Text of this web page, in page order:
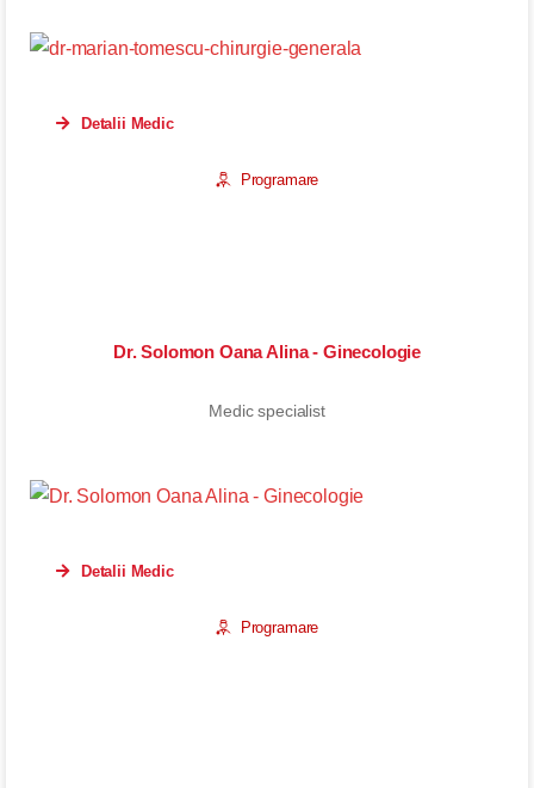
Detalii Medic
Programare
Dr. Solomon Oana Alina - Ginecologie
Medic specialist
Detalii Medic
Programare